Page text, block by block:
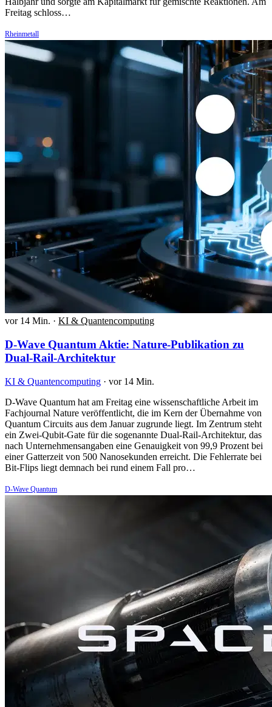
Freitag schloss…
Rheinmetall
vor 14 Min. · KI & Quantencomputing
D-Wave Quantum Aktie: Nature-Publikation zu
Dual-Rail-Architektur
KI & Quantencomputing · vor 14 Min.
D-Wave Quantum hat am Freitag eine wissenschaftliche Arbeit im
Fachjournal Nature veröffentlicht, die im Kern der Übernahme von
Quantum Circuits aus dem Januar zugrunde liegt. Im Zentrum steht
ein Zwei-Qubit-Gate für die sogenannte Dual-Rail-Architektur, das
nach Unternehmensangaben eine Genauigkeit von 99,9 Prozent bei
einer Gatterzeit von 500 Nanosekunden erreicht. Die Fehlerrate bei
Bit-Flips liegt demnach bei rund einem Fall pro…
D-Wave Quantum